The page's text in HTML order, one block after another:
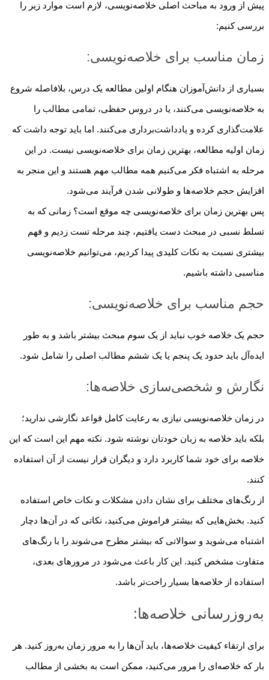
پیش از ورود به مباحث اصلی خلاصه‌نویسی، لازم است موارد زیر را
بررسی کنیم:
زمان مناسب برای خلاصه‌نویسی:
بسیاری از دانش‌آموزان هنگام اولین مطالعه یک درس، بلافاصله شروع
به خلاصه‌نویسی می‌کنند، یا در دروس حفظی، تمامی مطالب را
علامت‌گذاری کرده و یادداشت‌برداری می‌کنند. اما باید توجه داشت که
زمان اولیه مطالعه، بهترین زمان برای خلاصه‌نویسی نیست. در این
مرحله به اشتباه فکر می‌کنیم همه مطالب مهم هستند و این منجر به
افزایش حجم خلاصه‌ها و طولانی شدن فرآیند می‌شود.
پس بهترین زمان برای خلاصه‌نویسی چه موقع است؟ زمانی که به
تسلط نسبی در مبحث دست یافتیم، چند مرحله تست زدیم و فهم
بیشتری نسبت به نکات کلیدی پیدا کردیم، می‌توانیم خلاصه‌نویسی
مناسبی داشته باشیم.
حجم مناسب برای خلاصه‌نویسی:
حجم یک خلاصه خوب نباید از یک سوم مبحث بیشتر باشد و به طور
ایده‌آل باید حدود یک پنجم یا یک ششم مطالب اصلی را شامل شود.
نگارش و شخصی‌سازی خلاصه‌ها:
در زمان خلاصه‌نویسی نیازی به رعایت کامل قواعد نگارشی ندارید؛
بلکه باید خلاصه به زبان خودتان نوشته شود. نکته مهم این است که این
خلاصه برای خود شما کاربرد دارد و دیگران قرار نیست از آن استفاده
کنند.
از رنگ‌های مختلف برای نشان دادن مشکلات و نکات خاص استفاده
کنید. بخش‌هایی که بیشتر فراموش می‌کنید، نکاتی که در آن‌ها دچار
اشتباه می‌شوید و سوالاتی که بیشتر مطرح می‌شوند را با رنگ‌های
متفاوت مشخص کنید. این کار باعث می‌شود در مرورهای بعدی،
استفاده از خلاصه‌ها بسیار راحت‌تر باشد.
به‌روزرسانی خلاصه‌ها:
برای ارتقاء کیفیت خلاصه‌ها، باید آن‌ها را به مرور زمان به‌روز کنید. هر
بار که خلاصه‌ای را مرور می‌کنید، ممکن است به بخشی از مطالب